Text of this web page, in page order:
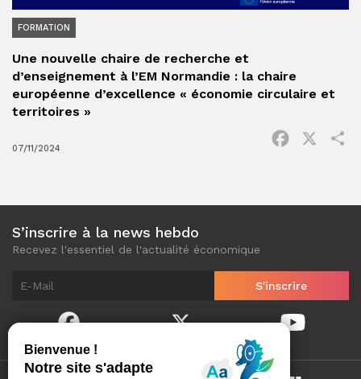
FORMATION
Une nouvelle chaire de recherche et
d’enseignement à l’EM Normandie : la chaire
européenne d’excellence « économie circulaire et
territoires »
07/11/2024
Facebook
S’inscrire à la news hebdo
Recevez l'essentiel de l'actualité économique